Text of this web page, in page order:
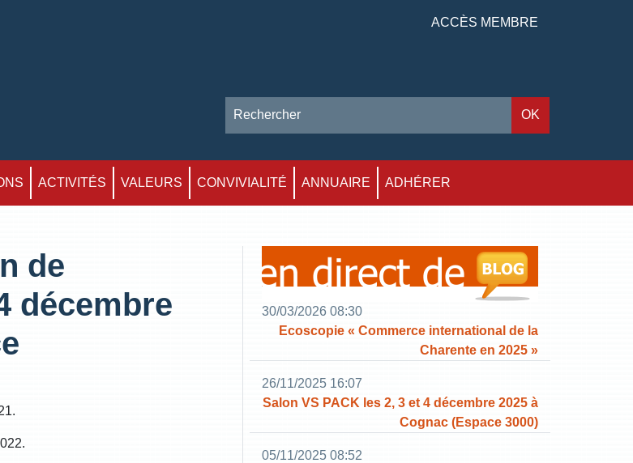
ACCÈS MEMBRE
ACTIVITÉS VALEURS CONVIVIALITÉ ANNUAIRE ADHÉRER
de
décembre
30/03/2026 08:30
Ecoscopie « Commerce international de la
Charente en 2025 »
26/11/2025 16:07
Salon VS PACK les 2, 3 et 4 décembre 2025 à
Cognac (Espace 3000)
05/11/2025 08:52